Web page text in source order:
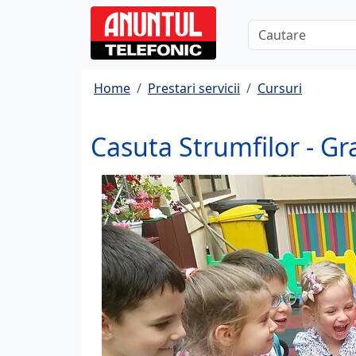
Home Prestari servicii Cursuri
Casuta Strumfilor -